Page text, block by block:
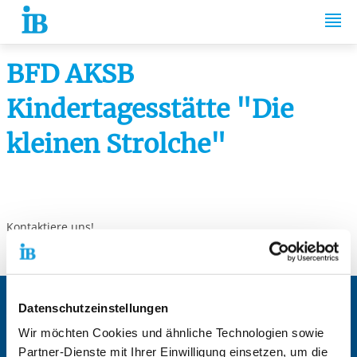
Datenschutzeinstellungen
Wir möchten Cookies und ähnliche Technologien sowie
Partner-Dienste mit Ihrer Einwilligung einsetzen, um die
Springe zum Inhalt
BFD AKSB
Kindertagesstätte "Die
kleinen Strolche"
Kontaktiere uns!
Zentrale IB-Websites:
Der Internationaler Bund e.V.